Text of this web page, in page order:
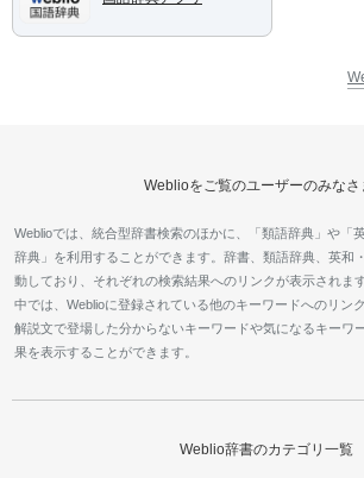
Weblioをご覧のユーザーのみなさ
Weblioでは、統合型辞書検索のほかに、「類語辞典」や「
辞典」を利用することができます。辞書、類語辞典、英和
動しており、それぞれの検索結果へのリンクが表示されま
中では、Weblioに登録されている他のキーワードへのリン
解説文で登場した分からないキーワードや気になるキーワ
果を表示することができます。
Weblio辞書のカテゴリ一覧